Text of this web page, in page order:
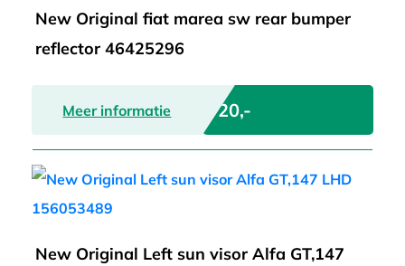
New Original fiat marea sw rear bumper
reflector 46425296
Meer informatie € 20,-
New Original Left sun visor Alfa GT,147